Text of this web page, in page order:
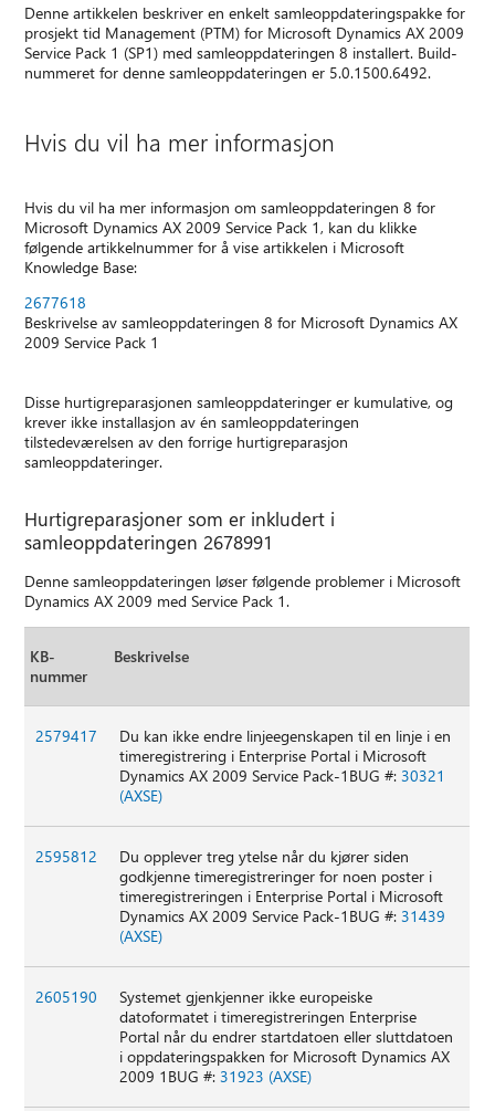
Denne artikkelen beskriver en enkelt samleoppdateringspakke for
prosjekt tid Management (PTM) for Microsoft Dynamics AX 2009
Service Pack 1 (SP1) med samleoppdateringen 8 installert. Build-
nummeret for denne samleoppdateringen er 5.0.1500.6492.
Hvis du vil ha mer informasjon
Hvis du vil ha mer informasjon om samleoppdateringen 8 for
Microsoft Dynamics AX 2009 Service Pack 1, kan du klikke
følgende artikkelnummer for å vise artikkelen i Microsoft
Knowledge Base:
2677618
Beskrivelse av samleoppdateringen 8 for Microsoft Dynamics AX
2009 Service Pack 1
Disse hurtigreparasjonen samleoppdateringer er kumulative, og
krever ikke installasjon av én samleoppdateringen
tilstedeværelsen av den forrige hurtigreparasjon
samleoppdateringer.
Hurtigreparasjoner som er inkludert i
samleoppdateringen 2678991
Denne samleoppdateringen løser følgende problemer i Microsoft
Dynamics AX 2009 med Service Pack 1.
KB-
nummer
Beskrivelse
2579417
Du kan ikke endre linjeegenskapen til en linje i en
timeregistrering i Enterprise Portal i Microsoft
Dynamics AX 2009 Service Pack-1BUG #:30321
(AXSE)
2595812
Du opplever treg ytelse når du kjører siden
godkjenne timeregistreringer for noen poster i
timeregistreringen i Enterprise Portal i Microsoft
Dynamics AX 2009 Service Pack-1BUG #:31439
(AXSE)
2605190
Systemet gjenkjenner ikke europeiske
datoformatet i timeregistreringen Enterprise
Portal når du endrer startdatoen eller sluttdatoen
i oppdateringspakken for Microsoft Dynamics AX
2009 1BUG #:31923 (AXSE)